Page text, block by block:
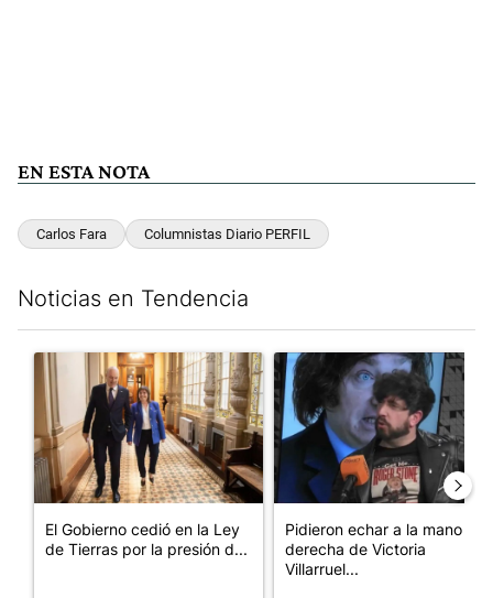
EN ESTA NOTA
Carlos Fara Columnistas Diario PERFIL
Noticias en Tendencia
Un artículo de tendencia con el título "El Gobierno cedió en
El Gobierno cedió en la Ley
de Tierras por la presión d...
Un artículo de tendencia con
Pidieron echar a la mano
derecha de Victoria
Villarruel...